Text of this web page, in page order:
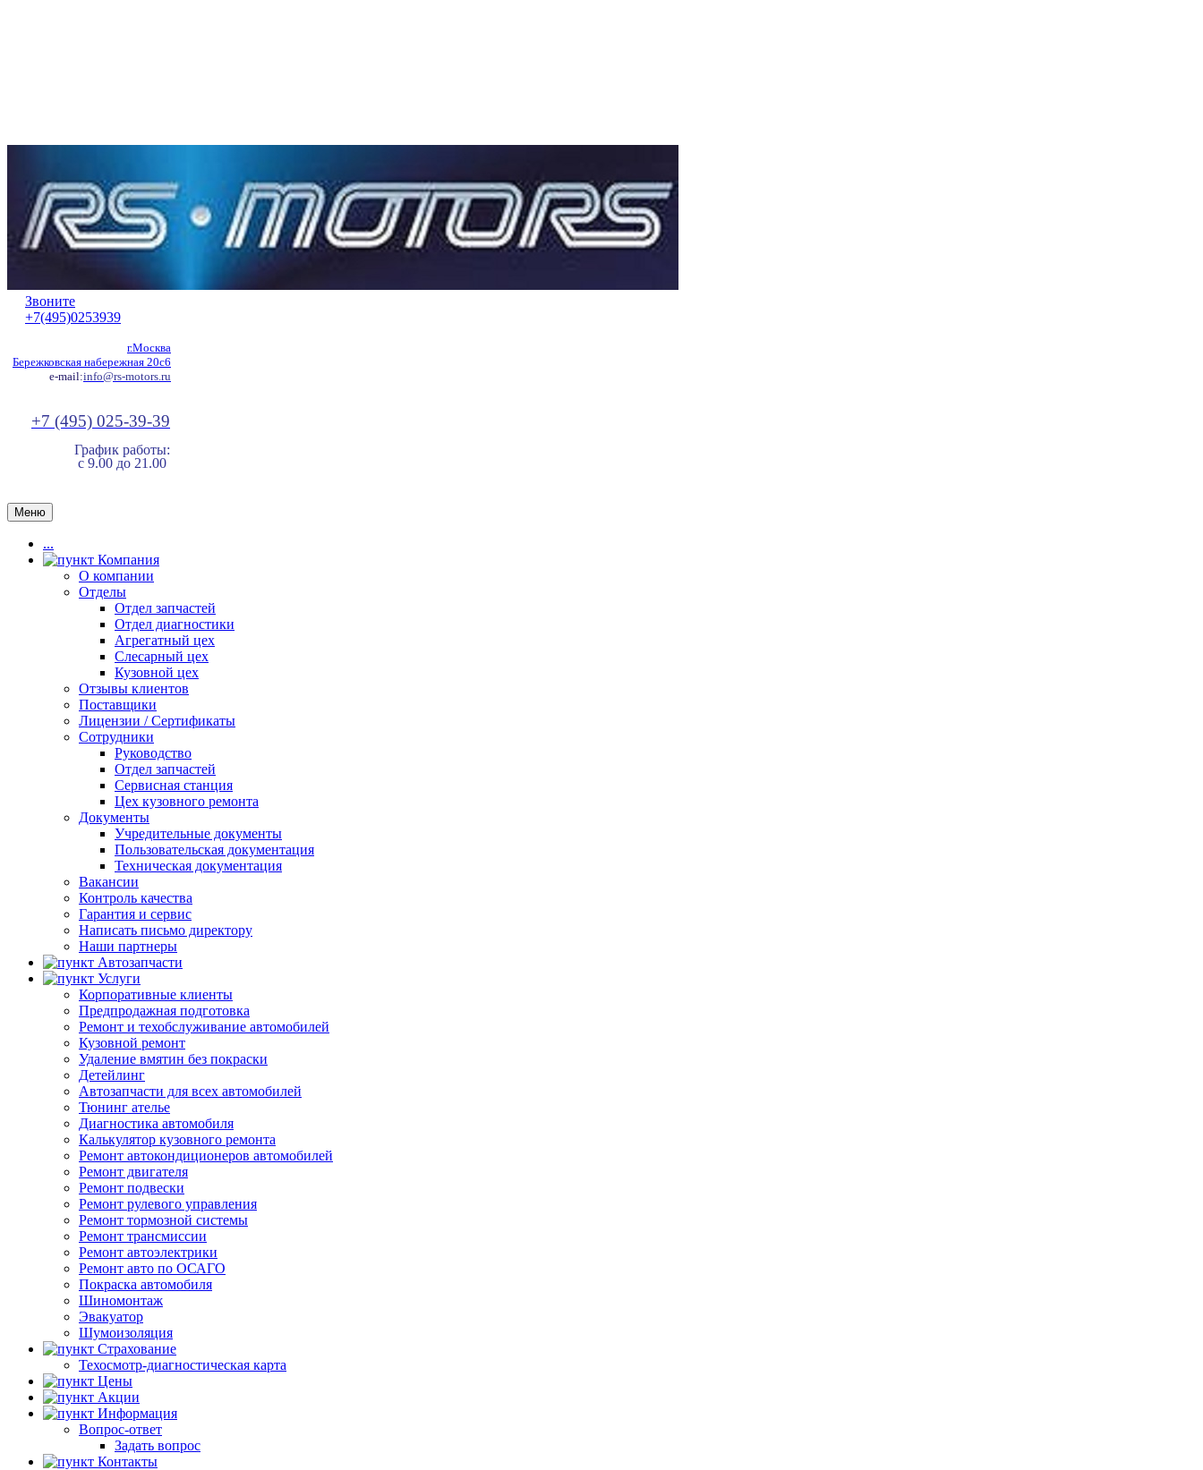
Звоните
+7(495)0253939
г.Москва
Бережковская набережная 20с6
e-mail:info@rs-motors.ru
+7 (495) 025-39-39
График работы:
с 9.00 до 21.00
Меню
...
Компания
О компании
Отделы
Отдел запчастей
Отдел диагностики
Агрегатный цех
Слесарный цех
Кузовной цех
Отзывы клиентов
Поставщики
Лицензии / Сертификаты
Сотрудники
Руководство
Отдел запчастей
Сервисная станция
Цех кузовного ремонта
Документы
Учредительные документы
Пользовательская документация
Техническая документация
Вакансии
Контроль качества
Гарантия и сервис
Написать письмо директору
Наши партнеры
Автозапчасти
Услуги
Корпоративные клиенты
Предпродажная подготовка
Ремонт и техобслуживание автомобилей
Кузовной ремонт
Удаление вмятин без покраски
Детейлинг
Автозапчасти для всех автомобилей
Тюнинг ателье
Диагностика автомобиля
Калькулятор кузовного ремонта
Ремонт автокондиционеров автомобилей
Ремонт двигателя
Ремонт подвески
Ремонт рулевого управления
Ремонт тормозной системы
Ремонт трансмиссии
Ремонт автоэлектрики
Ремонт авто по ОСАГО
Покраска автомобиля
Шиномонтаж
Эвакуатор
Шумоизоляция
Страхование
Техосмотр-диагностическая карта
Цены
Акции
Информация
Вопрос-ответ
Задать вопрос
Контакты